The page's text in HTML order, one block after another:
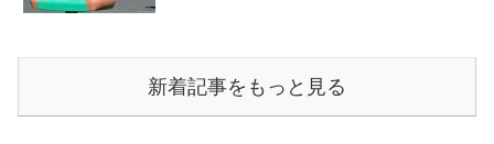
新着記事をもっと見る